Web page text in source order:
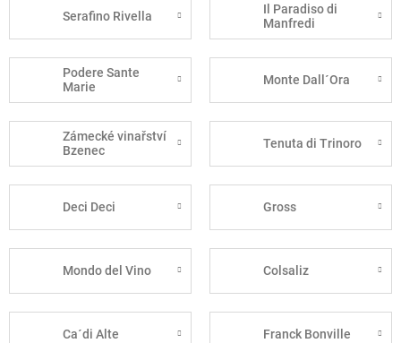
Serafino Rivella
Il Paradiso di
Manfredi
Podere Sante
Marie
Monte Dall´Ora
Zámecké vinařství
Bzenec
Tenuta di Trinoro
Deci Deci Gross
Mondo del Vino Colsaliz
Ca´di Alte Franck Bonville